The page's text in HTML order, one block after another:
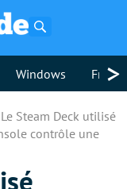
Windows >
Le Steam Deck utilisé
contrôle une